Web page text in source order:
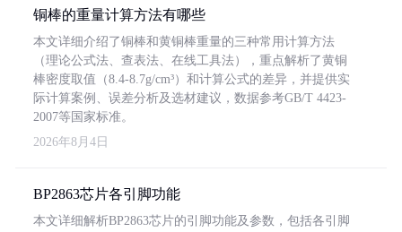
铜棒的重量计算方法有哪些
本文详细介绍了铜棒和黄铜棒重量的三种常用计算方法
（理论公式法、查表法、在线工具法），重点解析了黄铜
棒密度取值（8.4-8.7g/cm³）和计算公式的差异，并提供实
际计算案例、误差分析及选材建议，数据参考GB/T 4423-
2007等国家标准。
2026年8月4日
BP2863芯片各引脚功能
本文详细解析BP2863芯片的引脚功能及参数，包括各引脚